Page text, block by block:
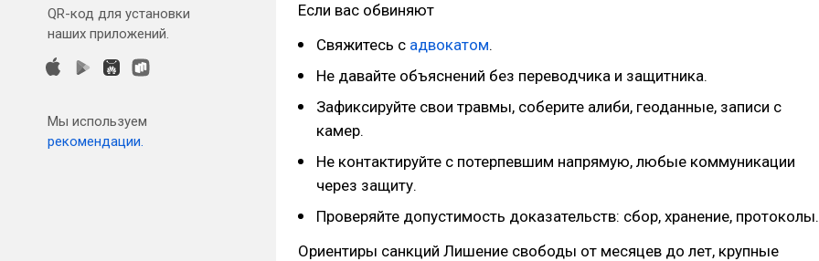
QR-код для установки
наших приложений.
Мы используем
рекомендации.
Если вас обвиняют
Свяжитесь с адвокатом.
Не давайте объяснений без переводчика и защитника.
Зафиксируйте свои травмы, соберите алиби, геоданные, записи с
камер.
Не контактируйте с потерпевшим напрямую, любые коммуникации
через защиту.
Проверяйте допустимость доказательств: сбор, хранение, протоколы.
Ориентиры санкций Лишение свободы от месяцев до лет, крупные